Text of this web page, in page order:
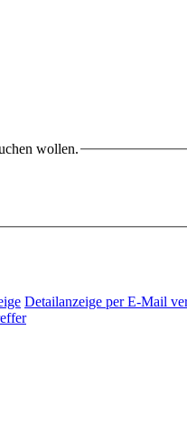
wollen.
Detailanzeige per E-Mail